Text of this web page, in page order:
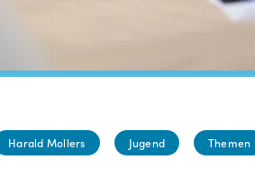
Harald Mollers Jugend Themen